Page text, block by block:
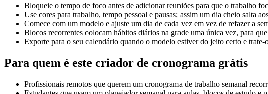
Bloqueie o tempo de foco antes de adicionar reuniões para que o trabalho
Use cores para trabalho, tempo pessoal e pausas; assim um dia cheio salta
Comece com um modelo e ajuste um dia de cada vez em vez de refazer a
Blocos recorrentes colocam hábitos diários na grade uma única vez, para
Exporte para o seu calendário quando o modelo estiver do jeito certo e
Para quem é este criador de cronograma grátis
Profissionais remotos que querem um cronograma de trabalho semanal